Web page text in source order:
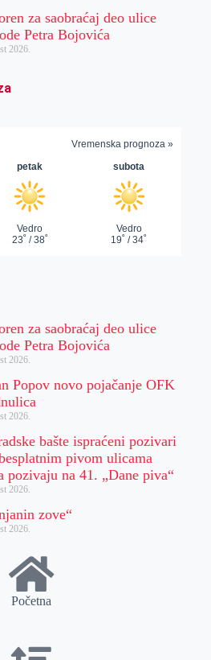
za saobraćaj deo ulice
Petra Bojovića
2026.
za saobraćaj deo ulice
Petra Bojovića
2026.
Popov novo pojačanje OFK
2026.
bašte ispraćeni pozivari
pivom ulicama
pozivaju na 41. „Dane piva“
2026.
zove“
2026.
Početna